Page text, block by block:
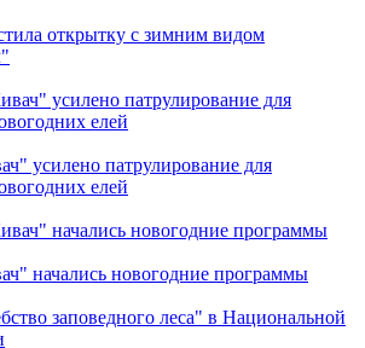
открытку с зимним видом
усилено патрулирование для
елей
начались новогодние программы